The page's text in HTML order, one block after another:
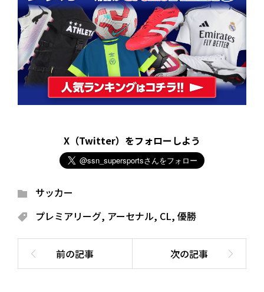
X（Twitter）をフォローしよう
サッカー
プレミアリーグ, アーセナル, CL, 優勝